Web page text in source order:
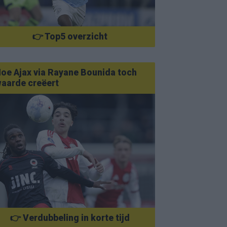
👉 Top5 overzicht
Ajax via Rayane Bounida toch
creëert
👉 Verdubbeling in korte tijd